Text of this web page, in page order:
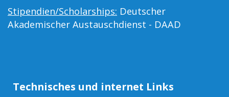
Stipendien/Scholarships: Deutscher
Akademischer Austauschdienst - DAAD
Technisches und internet Links